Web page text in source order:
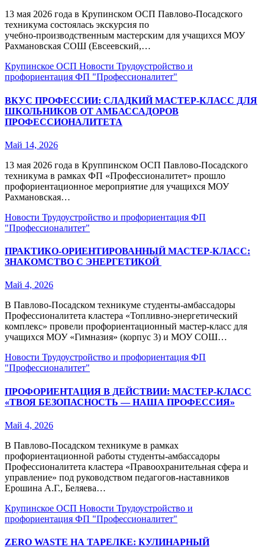
13 мая 2026 года в Крупинском ОСП Павлово‑Посадского
техникума состоялась экскурсия по
учебно‑производственным мастерским для учащихся МОУ
Рахмановская СОШ (Евсеевский,…
Крупинское ОСП Новости Трудоустройство и
профориентация ФП "Профессионалитет"
ВКУС ПРОФЕССИИ: СЛАДКИЙ МАСТЕР‑КЛАСС ДЛЯ
ШКОЛЬНИКОВ ОТ АМБАССАДОРОВ
ПРОФЕССИОНАЛИТЕТА
Май 14, 2026
13 мая 2026 года в Круппинском ОСП Павлово‑Посадского
техникума в рамках ФП «Профессионалитет» прошло
профориентационное мероприятие для учащихся МОУ
Рахмановская…
Новости Трудоустройство и профориентация ФП
"Профессионалитет"
ПРАКТИКО‑ОРИЕНТИРОВАННЫЙ МАСТЕР‑КЛАСС:
ЗНАКОМСТВО С ЭНЕРГЕТИКОЙ
Май 4, 2026
В Павлово‑Посадском техникуме студенты‑амбассадоры
Профессионалитета кластера «Топливно‑энергетический
комплекс» провели профориентационный мастер‑класс для
учащихся МОУ «Гимназия» (корпус 3) и МОУ СОШ…
Новости Трудоустройство и профориентация ФП
"Профессионалитет"
ПРОФОРИЕНТАЦИЯ В ДЕЙСТВИИ: МАСТЕР-КЛАСС
«ТВОЯ БЕЗОПАСНОСТЬ — НАША ПРОФЕССИЯ»
Май 4, 2026
В Павлово‑Посадском техникуме в рамках
профориентационной работы студенты‑амбассадоры
Профессионалитета кластера «Правоохранительная сфера и
управление» под руководством педагогов‑наставников
Ерошина А.Г., Беляева…
Крупинское ОСП Новости Трудоустройство и
профориентация ФП "Профессионалитет"
ZERO WASTE НА ТАРЕЛКЕ: КУЛИНАРНЫЙ